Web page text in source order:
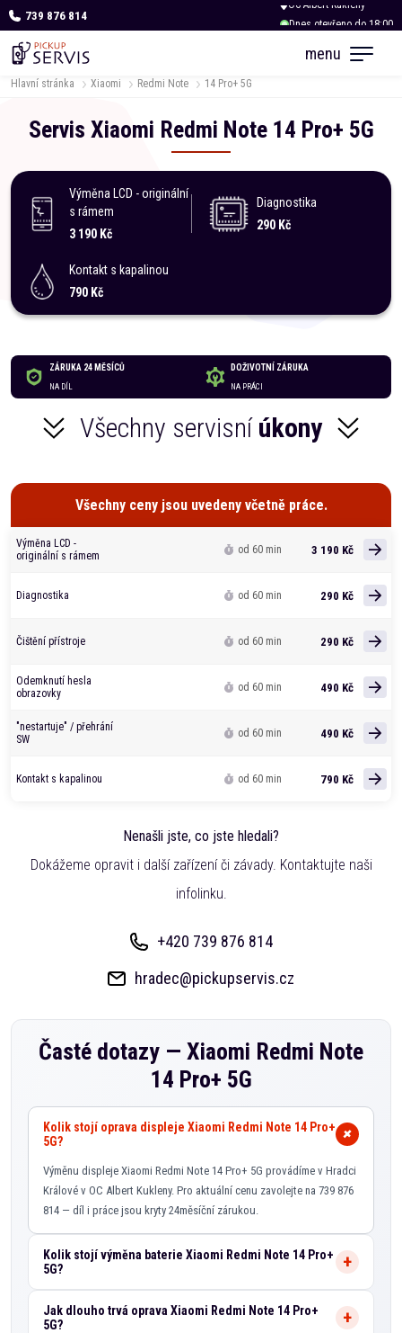
739 876 814
menu
Hlavní stránka Xiaomi Redmi Note 14 Pro+ 5G
Servis Xiaomi Redmi Note 14 Pro+ 5G
Diagnostika
290 Kč
Kontakt s kapalinou
790 Kč
Výměna LCD - originální
s rámem
3 190 Kč
ZÁRUKA 24 MĚSÍCŮ
NA DÍL
DOŽIVOTNÍ ZÁRUKA
NA PRÁCI
Všechny servisní úkony
Všechny ceny jsou uvedeny včetně práce.
Výměna LCD -
originální s rámem
od 60 min 3 190 Kč
Diagnostika od 60 min 290 Kč
Čištění přístroje od 60 min 290 Kč
Odemknutí hesla
obrazovky
od 60 min 490 Kč
"nestartuje" / přehrání
SW
od 60 min 490 Kč
Kontakt s kapalinou od 60 min 790 Kč
Nenašli jste, co jste hledali?
Dokážeme opravit i další zařízení či závady. Kontaktujte naši
infolinku.
+420 739 876 814
hradec@pickupservis.cz
Časté dotazy — Xiaomi Redmi Note
14 Pro+ 5G
Kolik stojí oprava displeje Xiaomi Redmi Note 14 Pro+
5G?
Výměnu displeje Xiaomi Redmi Note 14 Pro+ 5G provádíme v Hradci
Králové v OC Albert Kukleny. Pro aktuální cenu zavolejte na 739 876
814 — díl i práce jsou kryty 24měsíční zárukou.
Kolik stojí výměna baterie Xiaomi Redmi Note 14 Pro+
5G?
Jak dlouho trvá oprava Xiaomi Redmi Note 14 Pro+
5G?